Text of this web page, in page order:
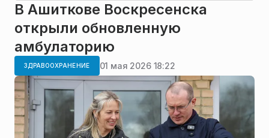
В Ашиткове Воскресенска
открыли обновленную
амбулаторию
ЗДРАВООХРАНЕНИЕ 01 мая 2026 18:22